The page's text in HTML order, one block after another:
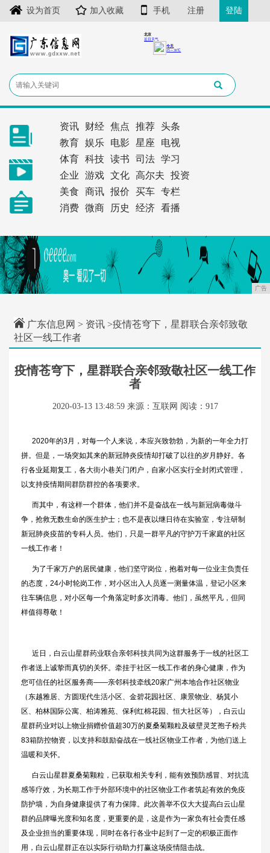
设为首页 加入收藏 手机 注册 登陆
资讯 财经 焦点 推荐
头条
教育
娱乐 电影 星座
电视
体育
科技 读书 司法
学习
企业
游戏 文化 高尔夫
投资
美食
商讯 报价 买车
专栏
消费
微商 历史 经济 看播
广告
广东信息网 > 资讯 >疫情苍穹下，星群联合亲邻致敬
社区一线工作者
疫情苍穹下，星群联合亲邻致敬社区一线工作
者
2020-03-13 13:48:59 来源：互联网 阅读：917
2020年的3月，对每一个人来说，本应兴致勃勃，为新的一年全力打
拼。但是，一场突如其来的新冠肺炎疫情却打破了以往的岁月静好。各
行各业延期复工，各大街小巷关门闭户，自家小区实行全封闭式管理，
以支持疫情期间群防群控的各项要求。
而其中，有这样一个群体，他们并不是奋战在一线与新冠病毒做斗
争，抢救无数生命的医生护士；也不是夜以继日待在实验室，专注研制
新冠肺炎疫苗的专科人员。他们，只是一群平凡的守护万千家庭的社区
一线工作者！
为了千家万户的居民健康，他们坚守岗位，抱着对每一位业主负责任
的态度，24小时轮岗工作，对小区出入人员逐一测量体温，登记小区来
往车辆信息，对小区每一个角落定时多次消毒。他们，虽然平凡，但同
样值得尊敬！
近日，白云山星群药业联合亲邻科技共同为这群服务于一线的社区工
作者送上诚挚而真切的关怀。牵挂于社区一线工作者的身心健康，作为
您可信任的社区服务商——亲邻科技牵线20家广州本地合作社区物业
（东越雅居、方圆现代生活小区、金碧花园社区、康景物业、杨箕小
区、柏林国际公寓、柏涛雅苑、保利红棉花园、恒大社区等），白云山
星群药业对以上物业捐赠价值超30万的夏桑菊颗粒及破壁灵芝孢子粉共
83箱防控物资，以支持和鼓励奋战在一线社区物业工作者，为他们送上
温暖和关怀。
白云山星群夏桑菊颗粒，已获取相关专利，能有效预防感冒、对抗流
感等疗效，为长期工作于外部环境中的社区物业工作者筑起有效的免疫
防护墙，为自身健康提供了有力保障。此次善举不仅大大提高白云山星
群的品牌曝光度和知名度，更重要的是，这是作为一家负有社会责任感
及企业担当的重要体现，同时在各行各业中起到了一定的积极正面作
用，白云山星群正在以实际行动助力打赢这场疫情阻击战。